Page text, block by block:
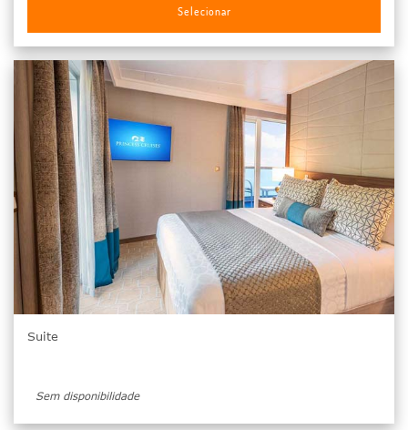
Selecionar
Suite
Sem disponibilidade